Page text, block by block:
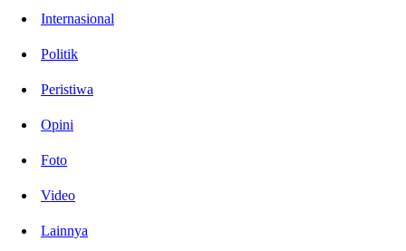
Internasional
Politik
Peristiwa
Opini
Foto
Video
Lainnya